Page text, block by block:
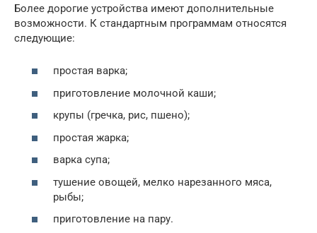
Более дорогие устройства имеют дополнительные
возможности. К стандартным программам относятся
следующие:
простая варка;
приготовление молочной каши;
крупы (гречка, рис, пшено);
простая жарка;
варка супа;
тушение овощей, мелко нарезанного мяса,
рыбы;
приготовление на пару.